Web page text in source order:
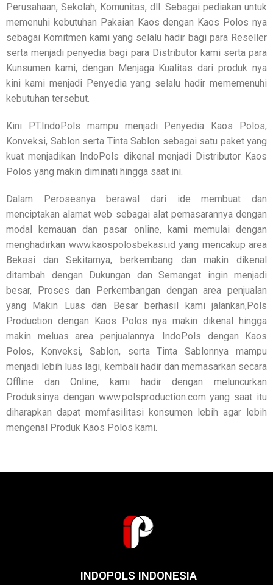
Perusahaan, Sekolah, Komunitas, dll. Sebagai pediakan untuk
memenuhi kebutuhan Pakaian Kaos dengan Kaos Polos nya
sebagai Komitmen kami yang selalu hadir bagi para Reseller
serta menjadi penyedia bagi para Distributor kami serta para
Kunsumen kami, dengan Menjaga Kualitas dari produk nya
kini kami menjadi Penyedia yang selalu hadir mememenuhi
kebutuhan tersebut.
Kini PT.IndoPols mampu menjadi Penyedia Kaos Polos,
Konveksi, Sablon serta Tinta Sablon sebagai satu paket yang
kuat menjadikan IndoPols dikenal menjadi Distributor Kaos
Polos yang makin diminati hingga saat ini.
Dalam Perosesnya berawal dari ide membuat dan
menciptakan alamat web sebagai alat pemasarannya dengan
modal kemauan dan pasar online, kami memulai dengan
menghadirkan www.kaospolosbekasi.id yang mencakup area
Bekasi dan Sekitarnya, berkembang dan makin dikenal
ditambah dengan Dukungan dan Semangat ingin menjadi
besar, Proses dan Perkembangan dengan area penjualan
yang Makin Luas dan Besar berhasil kami jalankan,Pols
Production dengan Kaos Polos nya makin dikenal hingga
makin meluas area penjualannya. IndoPols dengan Kaos
Polos, Konveksi, Sablon, serta Tinta Sablonnya mampu
menjadi lebih luas lagi, kembali hadir dan memasarkan secara
Offline dan Online, kami hadir dengan meluncurkan
Produksinya dengan www.polsproduction.com yang saat itu
diharapkan dapat memfasilitasi konsumen lebih agar lebih
mengenal Produk Kaos Polos kami.
INDOPOLS INDONESIA